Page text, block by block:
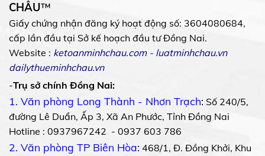
CHÂU™
Giấy chứng nhận đăng ký hoạt động số: 3604080684,
cấp lần đầu tại Sở kế hoạch đầu tư Đồng Nai.
Website : ketoanminhchau.com- luatminhchau.vn
dailythueminhchau.vn
-Trụ sở chính Đồng Nai:
1. Văn phòng Long Thành - Nhơn Trạch: Số 240/5,
đường Lê Duẩn, Ấp 3, Xã An Phước, Tỉnh Đồng Nai
Hotline : 0937967242 - 0937 603 786
2. Văn phòng TP Biên Hòa: 468/1, Đ. Đồng Khởi, Khu